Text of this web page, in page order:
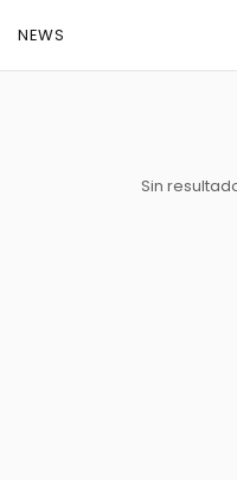
NEWS
Sin